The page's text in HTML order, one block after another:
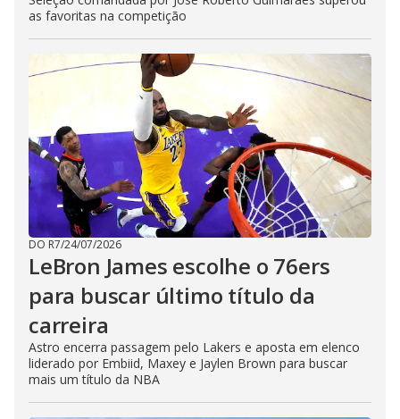
as favoritas na competição
DO R7/24/07/2026
LeBron James escolhe o 76ers
para buscar último título da
carreira
Astro encerra passagem pelo Lakers e aposta em elenco
liderado por Embiid, Maxey e Jaylen Brown para buscar
mais um título da NBA